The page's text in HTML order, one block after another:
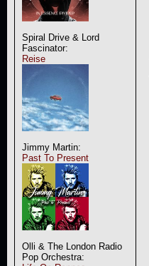
Spiral Drive & Lord
Fascinator:
Reise
Jimmy Martin:
Past To Present
Olli & The London Radio
Pop Orchestra: